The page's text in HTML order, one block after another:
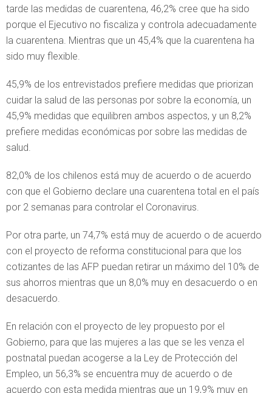
tarde las medidas de cuarentena, 46,2% cree que ha sido
porque el Ejecutivo no fiscaliza y controla adecuadamente
la cuarentena. Mientras que un 45,4% que la cuarentena ha
sido muy flexible.
45,9% de los entrevistados prefiere medidas que priorizan
cuidar la salud de las personas por sobre la economía, un
45,9% medidas que equilibren ambos aspectos, y un 8,2%
prefiere medidas económicas por sobre las medidas de
salud.
82,0% de los chilenos está muy de acuerdo o de acuerdo
con que el Gobierno declare una cuarentena total en el país
por 2 semanas para controlar el Coronavirus.
Por otra parte, un 74,7% está muy de acuerdo o de acuerdo
con el proyecto de reforma constitucional para que los
cotizantes de las AFP puedan retirar un máximo del 10% de
sus ahorros mientras que un 8,0% muy en desacuerdo o en
desacuerdo.
En relación con el proyecto de ley propuesto por el
Gobierno, para que las mujeres a las que se les venza el
postnatal puedan acogerse a la Ley de Protección del
Empleo, un 56,3% se encuentra muy de acuerdo o de
acuerdo con esta medida mientras que un 19,9% muy en